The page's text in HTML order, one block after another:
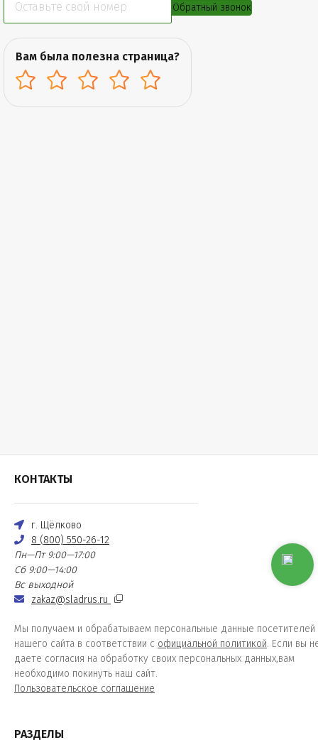
Обратный звонок
Вам была полезна страница?
КОНТАКТЫ
г. Щёлково
8 (800) 550-26-12
Пн—Пт 9:00—17:00
Сб 9:00—14:00
Вс выходной
zakaz@sladrus.ru
Мы получаем и обрабатываем персональные данные посетителей
нашего сайта в соответствии с официальной политикой. Если вы
даете согласия на обработку своих персональных данных,вам
необходимо покинуть наш сайт.
Пользовательское соглашение
РАЗДЕЛЫ